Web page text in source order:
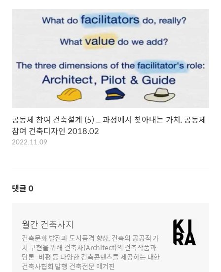
공동체 참여 건축설계 (5) _ 과정에서 찾아내는 가치, 공동체
참여 건축디자인 2018.02
2022.11.09
댓글 0
월간 건축사지
건축문화 발전과 도시품격 향상, 건축의 공공적 가
치 구현을 위해 건축사(Architect)의 건축작품과
담론·비평 등 다양한 건축콘텐츠를 제공하는 대한
건축사협회 발행 건축전문 매거진